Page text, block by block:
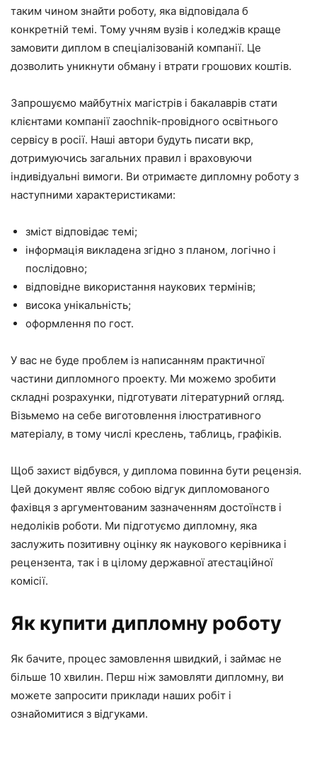
таким чином знайти роботу, яка відповідала б
конкретній темі. Тому учням вузів і коледжів краще
замовити диплом в спеціалізованій компанії. Це
дозволить уникнути обману і втрати грошових коштів.
Запрошуємо майбутніх магістрів і бакалаврів стати
клієнтами компанії zaochnik-провідного освітнього
сервісу в росії. Наші автори будуть писати вкр,
дотримуючись загальних правил і враховуючи
індивідуальні вимоги. Ви отримаєте дипломну роботу з
наступними характеристиками:
зміст відповідає темі;
інформація викладена згідно з планом, логічно і
послідовно;
відповідне використання наукових термінів;
висока унікальність;
оформлення по гост.
У вас не буде проблем із написанням практичної
частини дипломного проекту. Ми можемо зробити
складні розрахунки, підготувати літературний огляд.
Візьмемо на себе виготовлення ілюстративного
матеріалу, в тому числі креслень, таблиць, графіків.
Щоб захист відбувся, у диплома повинна бути рецензія.
Цей документ являє собою відгук дипломованого
фахівця з аргументованим зазначенням достоїнств і
недоліків роботи. Ми підготуємо дипломну, яка
заслужить позитивну оцінку як наукового керівника і
рецензента, так і в цілому державної атестаційної
комісії.
Як купити дипломну роботу
Як бачите, процес замовлення швидкий, і займає не
більше 10 хвилин. Перш ніж замовляти дипломну, ви
можете запросити приклади наших робіт і
ознайомитися з відгуками.